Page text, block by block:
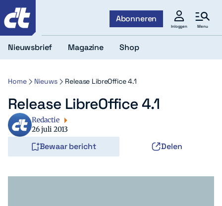
Abonneren
Inloggen Menu
Nieuwsbrief Magazine Shop
Home Nieuws Release LibreOffice 4.1
Release LibreOffice 4.1
Redactie
26 juli 2013
Bewaar bericht Delen